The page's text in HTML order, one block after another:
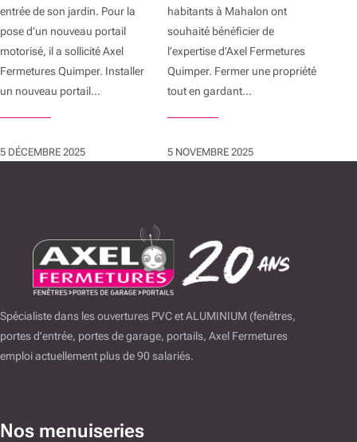
entrée de son jardin. Pour la
pose d’un nouveau portail
motorisé, il a sollicité Axel
Fermetures Quimper. Installer
un nouveau portail…
5 DÉCEMBRE 2025
habitants à Mahalon ont
souhaité bénéficier de
l’expertise d’Axel Fermetures
Quimper. Fermer une propriété
tout en gardant…
5 NOVEMBRE 2025
Spécialiste dans les ouvertures PVC et ALUMINIUM (fenêtres,
portes d'entrée, portes de garage, portails, Axel Fermetures
emploi actuellement plus de 90 salariés.
Nos menuiseries